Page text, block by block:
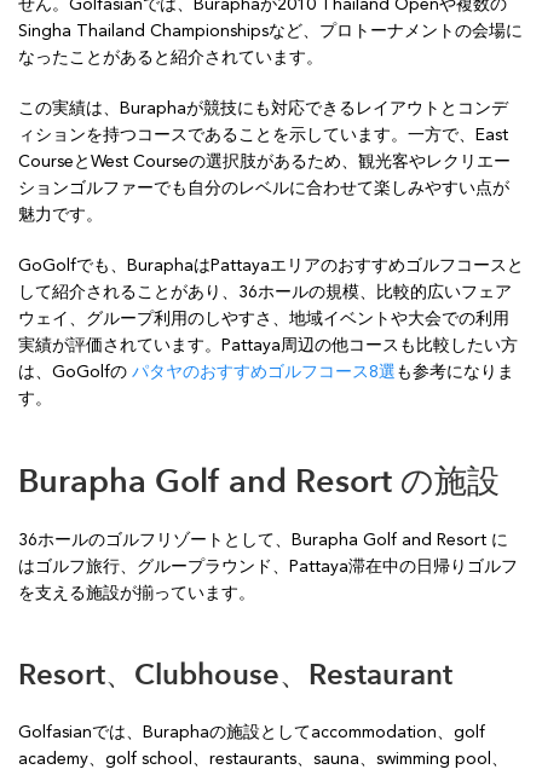
せん。Golfasianでは、Buraphaが2010 Thailand Openや複数の
Singha Thailand Championshipsなど、プロトーナメントの会場に
なったことがあると紹介されています。
この実績は、Buraphaが競技にも対応できるレイアウトとコンデ
ィションを持つコースであることを示しています。一方で、East
CourseとWest Courseの選択肢があるため、観光客やレクリエー
ションゴルファーでも自分のレベルに合わせて楽しみやすい点が
魅力です。
GoGolfでも、BuraphaはPattayaエリアのおすすめゴルフコースと
して紹介されることがあり、36ホールの規模、比較的広いフェア
ウェイ、グループ利用のしやすさ、地域イベントや大会での利用
実績が評価されています。Pattaya周辺の他コースも比較したい方
は、GoGolfの パタヤのおすすめゴルフコース8選 も参考になりま
す。
Burapha Golf and Resort の施設
36ホールのゴルフリゾートとして、Burapha Golf and Resort に
はゴルフ旅行、グループラウンド、Pattaya滞在中の日帰りゴルフ
を支える施設が揃っています。
Resort、Clubhouse、Restaurant
Golfasianでは、Buraphaの施設としてaccommodation、golf
academy、golf school、restaurants、sauna、swimming pool、